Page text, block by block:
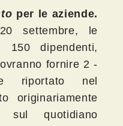
per le aziende.
settembre, le
dipendenti,
fornire 2 -
riportato nel
originariamente
quotidiano